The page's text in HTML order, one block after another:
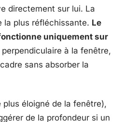
directement sur lui. La
la plus réfléchissante. Le
uniquement sur
perpendiculaire à la fenêtre,
sans absorber la
plus éloigné de la fenêtre),
de la profondeur si un